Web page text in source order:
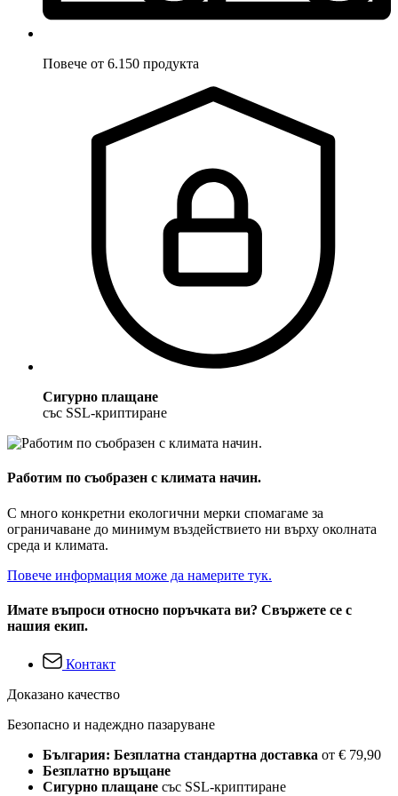
Повече от 6.150 продукта
Сигурно плащане
със SSL-криптиране
Работим по съобразен с климата начин.
С много конкретни екологични мерки спомагаме за
ограничаване до минимум въздействието ни върху околната
среда и климата.
Повече информация може да намерите тук.
Имате въпроси относно поръчката ви? Свържете се с
нашия екип.
Контакт
Доказано качество
Безопасно и надеждно пазаруване
България: Безплатна стандартна доставка от € 79,90
Безплатно връщане
Сигурно плащане със SSL-криптиране